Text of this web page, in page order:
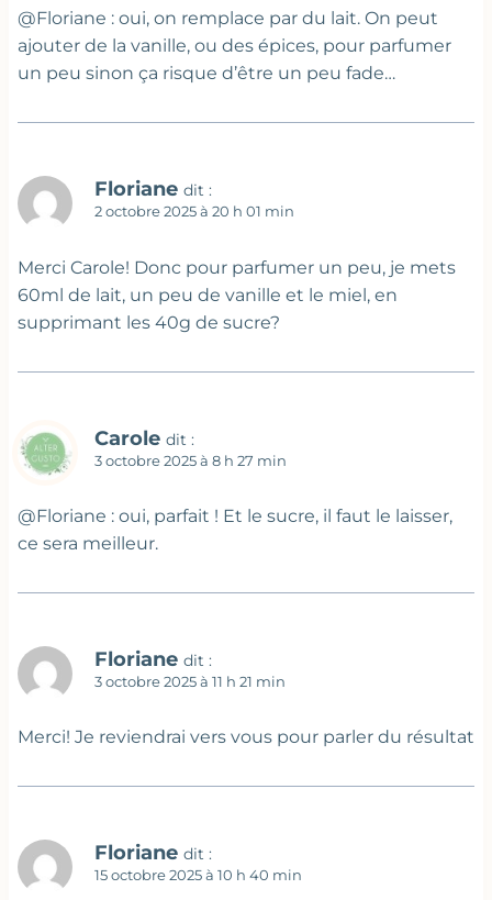
@Floriane : oui, on remplace par du lait. On peut
ajouter de la vanille, ou des épices, pour parfumer
un peu sinon ça risque d’être un peu fade…
Floriane dit :
2 octobre 2025 à 20 h 01 min
Merci Carole! Donc pour parfumer un peu, je mets
60ml de lait, un peu de vanille et le miel, en
supprimant les 40g de sucre?
Carole dit :
3 octobre 2025 à 8 h 27 min
@Floriane : oui, parfait ! Et le sucre, il faut le laisser,
ce sera meilleur.
Floriane dit :
3 octobre 2025 à 11 h 21 min
Merci! Je reviendrai vers vous pour parler du résultat
Floriane dit :
15 octobre 2025 à 10 h 40 min